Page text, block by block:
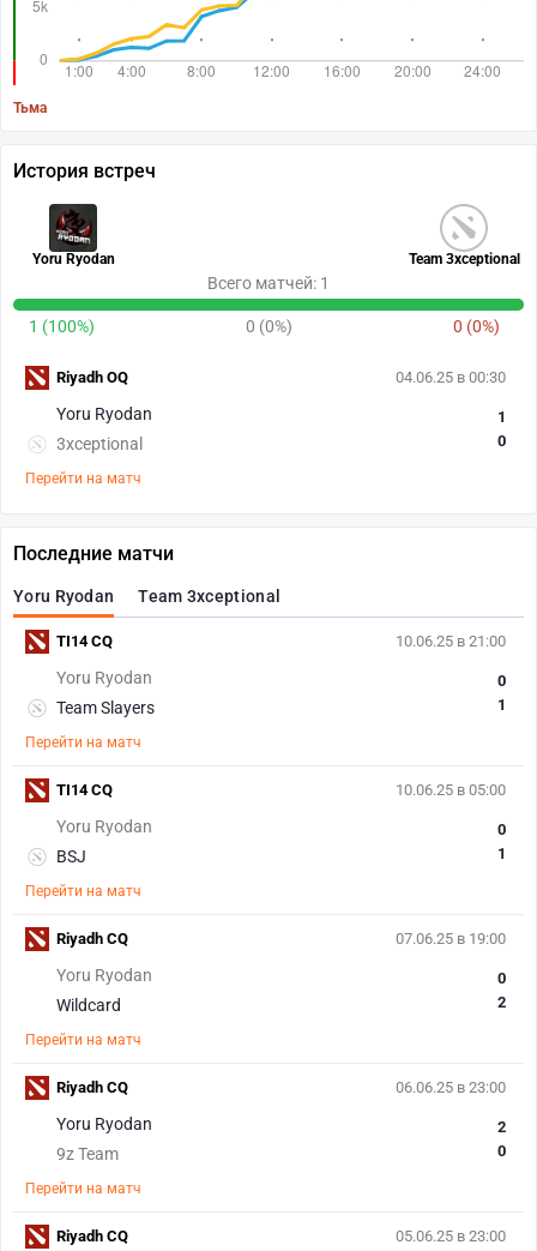
Тьма
История встреч
Yoru Ryodan Team 3xceptional
Всего матчей: 1
1 (100%) 0 (0%) 0 (0%)
04.06.25 в 00:30
Yoru Ryodan
3xceptional
1
0
Перейти на матч
Riyadh OQ
Последние матчи
Yoru Ryodan Team 3xceptional
10.06.25 в 21:00
Yoru Ryodan
Team Slayers
0
1
Перейти на матч
TI14 CQ
10.06.25 в 05:00
Yoru Ryodan
BSJ
0
1
Перейти на матч
TI14 CQ
07.06.25 в 19:00
Yoru Ryodan
Wildcard
0
2
Перейти на матч
Riyadh CQ
06.06.25 в 23:00
Yoru Ryodan
9z Team
2
0
Перейти на матч
Riyadh CQ
05.06.25 в 23:00
Riyadh CQ